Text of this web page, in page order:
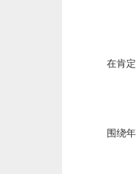
在肯定成
围绕年度